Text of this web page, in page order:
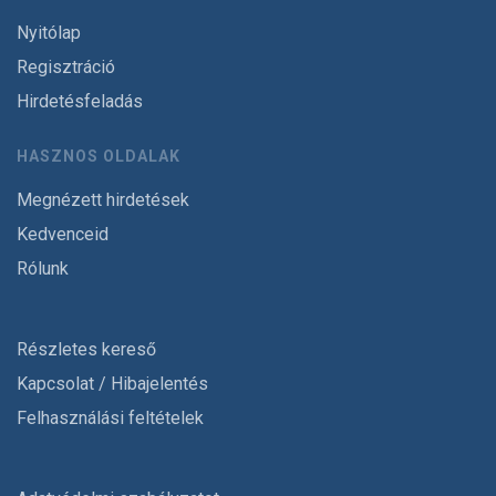
Nyitólap
Regisztráció
Hirdetésfeladás
HASZNOS OLDALAK
Megnézett hirdetések
Kedvenceid
Rólunk
Részletes kereső
Kapcsolat / Hibajelentés
Felhasználási feltételek